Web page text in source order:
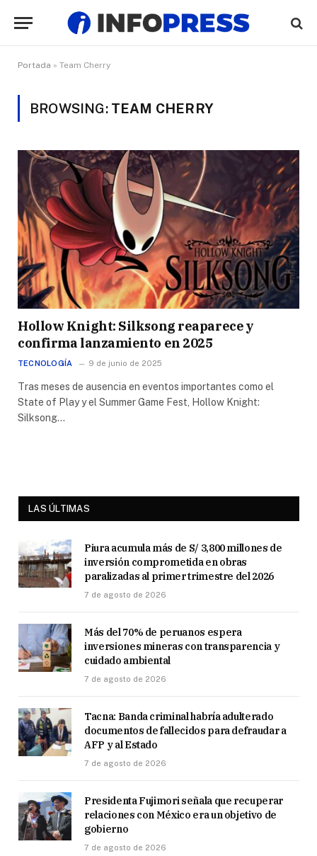
Portada » Team Cherry
BROWSING: TEAM CHERRY
Hollow Knight: Silksong reaparece y
confirma lanzamiento en 2025
TECNOLOGÍA 9 de junio de 2025
Tras meses de ausencia en eventos importantes como el
State of Play y el Summer Game Fest, Hollow Knight:
Silksong…
LAS ÚLTIMAS
Piura acumula más de S/ 3,800 millones de
inversión comprometida en obras
paralizadas al primer trimestre del 2026
7 de agosto de 2026
Más del 70% de peruanos espera
inversiones mineras con transparencia y
cuidado ambiental
7 de agosto de 2026
Tacna: Banda criminal habría adulterado
documentos de fallecidos para defraudar a
AFP y al Estado
7 de agosto de 2026
Presidenta Fujimori señala que recuperar
relaciones con México era un objetivo de
gobierno
7 de agosto de 2026